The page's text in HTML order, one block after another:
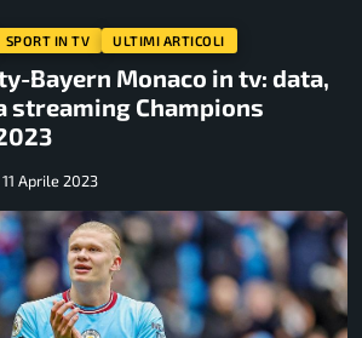
SPORT IN TV ULTIMI ARTICOLI
Bayern Monaco in tv: data,
streaming Champions
11 Aprile 2023